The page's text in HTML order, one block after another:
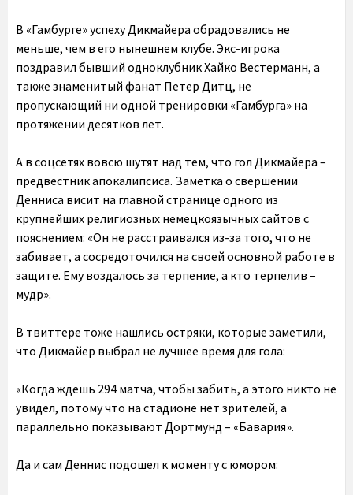
В «Гамбурге» успеху Дикмайера обрадовались не
меньше, чем в его нынешнем клубе. Экс-игрока
поздравил бывший одноклубник Хайко Вестерманн, а
также знаменитый фанат Петер Дитц, не
пропускающий ни одной тренировки «Гамбурга» на
протяжении десятков лет.
А в соцсетях вовсю шутят над тем, что гол Дикмайера –
предвестник апокалипсиса. Заметка о свершении
Денниса висит на главной странице одного из
крупнейших религиозных немецкоязычных сайтов с
пояснением: «Он не расстраивался из-за того, что не
забивает, а сосредоточился на своей основной работе в
защите. Ему воздалось за терпение, а кто терпелив –
мудр».
В твиттере тоже нашлись остряки, которые заметили,
что Дикмайер выбрал не лучшее время для гола:
«Когда ждешь 294 матча, чтобы забить, а этого никто не
увидел, потому что на стадионе нет зрителей, а
параллельно показывают Дортмунд – «Бавария».
Да и сам Деннис подошел к моменту с юмором: